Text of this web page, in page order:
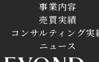
事業内容
売買実績
コンサルティング実
ニュース